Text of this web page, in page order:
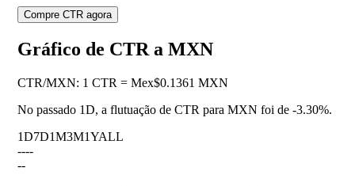
Compre CTR agora
Gráfico de CTR a MXN
CTR/MXN: 1 CTR = Mex$0.1361 MXN
No passado 1D, a flutuação de CTR para MXN foi de -3.30%.
1D7D1M3M1YALL
----
--